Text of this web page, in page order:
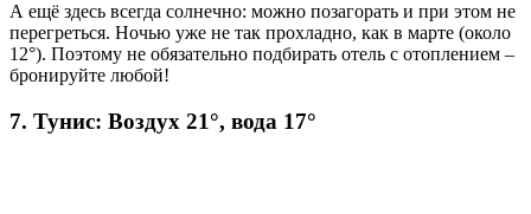
А ещё здесь всегда солнечно: можно позагорать и при этом не
перегреться. Ночью уже не так прохладно, как в марте (около
12°). Поэтому не обязательно подбирать отель с отоплением –
бронируйте любой!
7. Тунис: Воздух 21°, вода 17°